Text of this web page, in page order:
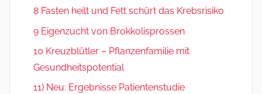
8 Fasten heilt und Fett schürt das Krebsrisiko
9 Eigenzucht von Brokkolisprossen
10 Kreuzblütler – Pflanzenfamilie mit
Gesundheitspotential
11) Neu: Ergebnisse Patientenstudie